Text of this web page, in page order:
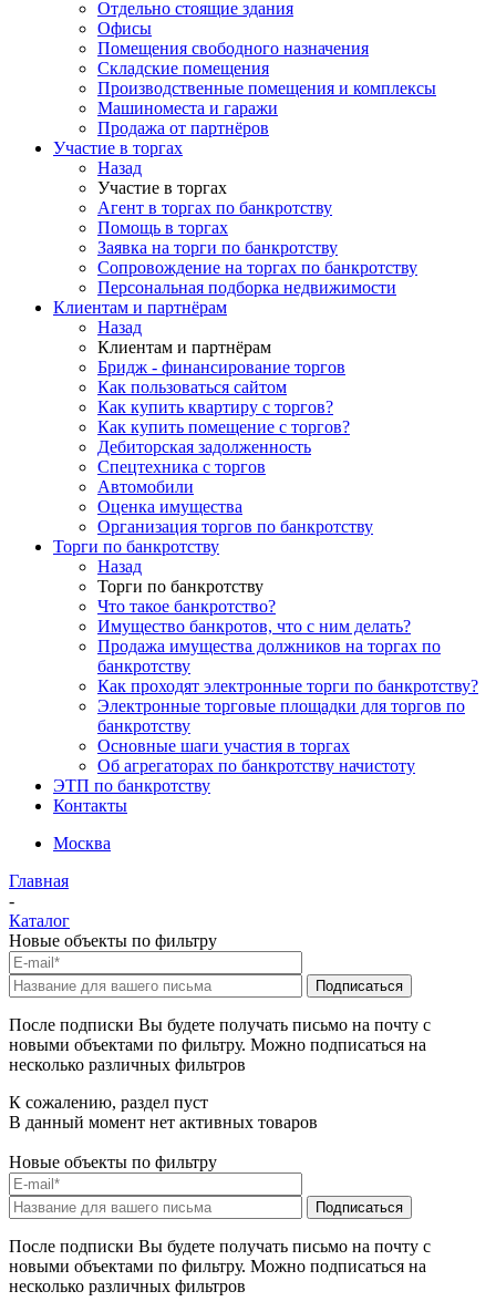
Отдельно стоящие здания
Офисы
Помещения свободного назначения
Складские помещения
Производственные помещения и комплексы
Машиноместа и гаражи
Продажа от партнёров
Участие в торгах
Назад
Участие в торгах
Агент в торгах по банкротству
Помощь в торгах
Заявка на торги по банкротству
Сопровождение на торгах по банкротству
Персональная подборка недвижимости
Клиентам и партнёрам
Назад
Клиентам и партнёрам
Бридж - финансирование торгов
Как пользоваться сайтом
Как купить квартиру с торгов?
Как купить помещение с торгов?
Дебиторская задолженность
Спецтехника с торгов
Автомобили
Оценка имущества
Организация торгов по банкротству
Торги по банкротству
Назад
Торги по банкротству
Что такое банкротство?
Имущество банкротов, что с ним делать?
Продажа имущества должников на торгах по
банкротству
Как проходят электронные торги по банкротству?
Электронные торговые площадки для торгов по
банкротству
Основные шаги участия в торгах
Об агрегаторах по банкротству начистоту
ЭТП по банкротству
Контакты
Москва
Главная
-
Каталог
Новые объекты по фильтру
После подписки Вы будете получать письмо на почту с
новыми объектами по фильтру. Можно подписаться на
несколько различных фильтров
К сожалению, раздел пуст
В данный момент нет активных товаров
Новые объекты по фильтру
После подписки Вы будете получать письмо на почту с
новыми объектами по фильтру. Можно подписаться на
несколько различных фильтров